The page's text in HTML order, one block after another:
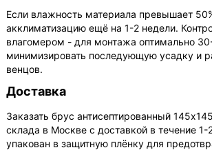
Если влажность материала превышает
акклиматизацию ещё на 1-2 недели.
влагомером - для монтажа оптимально
минимизировать последующую усадку и
венцов.
Доставка
Заказать брус антисептированный
склада в Москве с доставкой в течение
упакован в защитную плёнку для